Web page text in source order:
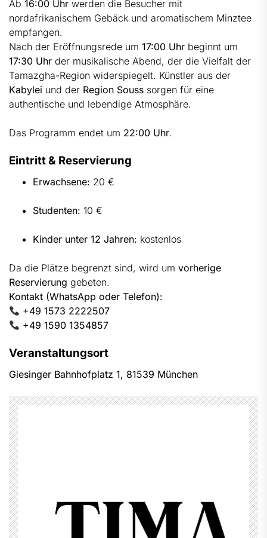
Ab 16:00 Uhr werden die Besucher mit
nordafrikanischem Gebäck und aromatischem Minztee
empfangen.
Nach der Eröffnungsrede um 17:00 Uhr beginnt um
17:30 Uhr der musikalische Abend, der die Vielfalt der
Tamazgha-Region widerspiegelt. Künstler aus der
Kabylei und der Region Souss sorgen für eine
authentische und lebendige Atmosphäre.
Das Programm endet um 22:00 Uhr.
Eintritt & Reservierung
Erwachsene: 20 €
Studenten: 10 €
Kinder unter 12 Jahren: kostenlos
Da die Plätze begrenzt sind, wird um vorherige
Reservierung gebeten.
Kontakt (WhatsApp oder Telefon):
+49 1573 2222507
+49 1590 1354857
Veranstaltungsort
Giesinger Bahnhofplatz 1, 81539 München